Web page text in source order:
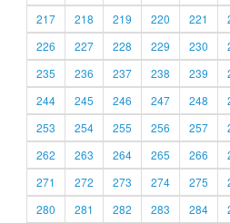
217
218 219 220 221
226
227 228 229 230
235
236 237 238 239
244
245 246 247 248
253
254 255 256 257
262
263 264 265 266
271
272 273 274 275
280
281 282 283 284